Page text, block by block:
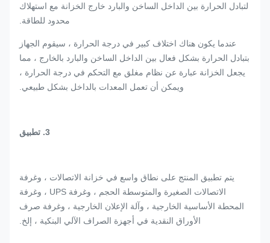
لتبادل الحرارة بين الداخل الساخن والبارد خارج الخزانة مع استهلاك
محدود للطاقة.
عندما يكون هناك اختلاف كبير في درجة الحرارة ، سيقوم الجهاز
بتبادل الحرارة بشكل فعال بين الداخل الساخن والبارد بالخارج ، مما
يجعل الخزانة عبارة عن نظام مغلق مع التحكم في درجة الحرارة ،
ويمكن أن تعمل المعدات بالداخل بشكل طبيعي.
3. تطبيق
يتم تطبيق المنتج على نطاق واسع في خزانة الاتصالات ، وغرفة
الاتصالات الصغيرة والمتوسطة الحجم ، وغرفة UPS ، وغرفة
المحطة الأساسية الخارجية ، وآلة الإعلان الخارجية ، وغرفة صرف
الأوراق النقدية في أجهزة الصراف الآلي البنكية ، إلخ.